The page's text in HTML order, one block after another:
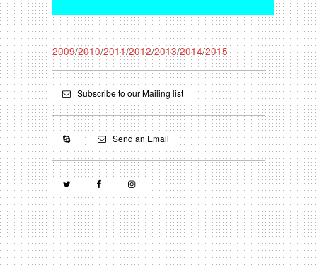
2009/2010/2011/2012/2013/2014/2015
Subscribe to our Mailing list
Send an Email